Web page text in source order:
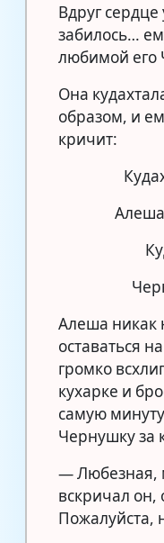
Вдруг
забилось…
любимой его
Она
образом, и
кричит:
Алеша никак
оставаться
громко
кухарке и
самую
Чернушку за
— Любезная,
вскричал
Пожалуйста,